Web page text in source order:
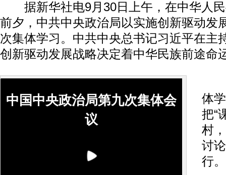
据新华社电9月30日上午，在中华人民
前夕，中共中央政治局以实施创新驱动发
次集体学习。中共中央总书记习近平在主
创新驱动发展战略决定着中华民族前途命
中国中央政治局第九次集体会
议
体
把“
村
讨
行。